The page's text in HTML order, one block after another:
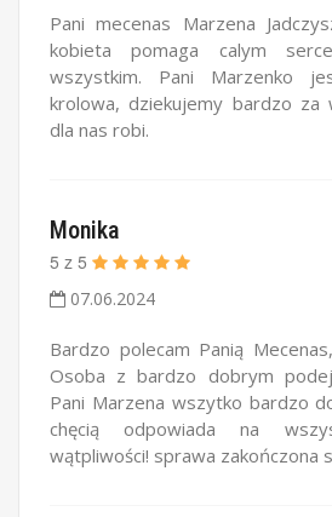
Pani mecenas Marzena
kobieta pomaga calym
wszystkim. Pani Marzenko
krolowa, dziekujemy bardzo za
dla nas robi.
Monika
5 z 5
07.06.2024
Bardzo polecam Panią
Osoba z bardzo dobrym
Pani Marzena wszytko bardzo
chęcią odpowiada na
wątpliwości! sprawa zakończona